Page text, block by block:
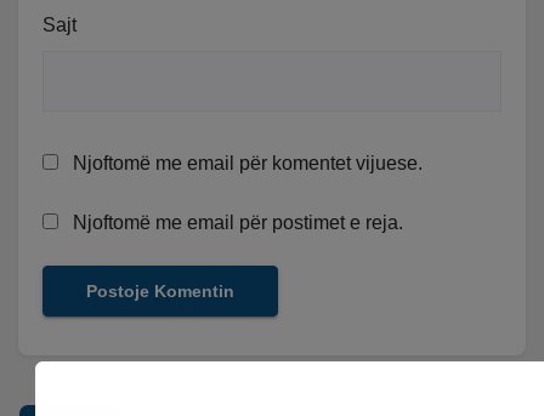
Sajt
Njoftomë me email për komentet vijuese.
Njoftomë me email për postimet e reja.